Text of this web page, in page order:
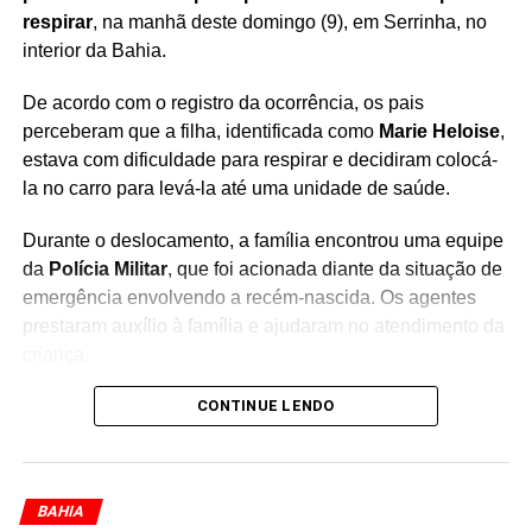
procedência e a regularidade documental de cada
automóvel comercializado, proporcionando total
O megaevento ocorre durante todo o mês de julho nas
dependências do próprio
Auto Shopping Itapoan,
localizado na Avenida Paralela, logo após o Parque de
Exposições
espaço conta com uma estrutura completa que une
dezenas de lojistas qualificados, serviços financeiros
integrados do Santander e vistoria no próprio local. A
expectativa é de recorde de público e alto volume de
Resumo dos Destaques do Feirão:
Variedade:
respirar, na manhã deste domingo (9), em Serrinha, no
interior da Bahia.
De acordo com o registro da ocorrência, os pais
perceberam que a filha, identificada como Marie Heloise,
estava com dificuldade para respirar e decidiram colocá-
la no carro para levá-la até uma unidade de saúde.
Durante o deslocamento, a família encontrou uma equipe
da Polícia Militar, que foi acionada diante da situação de
emergência envolvendo a recém-nascida. Os agentes
prestaram auxílio à família e ajudaram no atendimento da
A ocorrência chamou atenção pela rapidez da
bebê e à dificuldade respiratória apresentada. Em
respiração podem exigir atendimento médico imediato.
CONTINUE LENDO
BAHIA